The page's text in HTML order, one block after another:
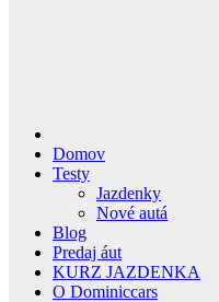
Domov
Testy
Jazdenky
Nové autá
Blog
Predaj áut
KURZ JAZDENKA
O Dominiccars